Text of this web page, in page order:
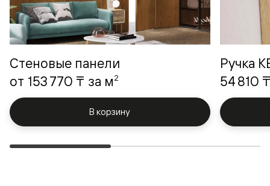
Стеновые панели
от 153 770 ₸ за м2
В корзину
Ручка
54 810 ₸